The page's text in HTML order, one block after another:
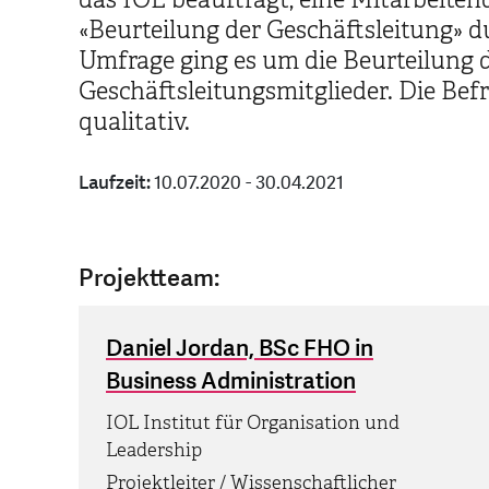
«Beurteilung der Geschäftsleitung»
Umfrage ging es um die Beurteilung
Geschäftsleitungsmitglieder. Die
qualitativ.
Laufzeit:10.07.2020 - 30.04.2021
Projektteam:
Daniel Jordan, BSc FHO in
Business Administration
IOL Institut für Organisation und
Leadership
Projektleiter / Wissenschaftlicher